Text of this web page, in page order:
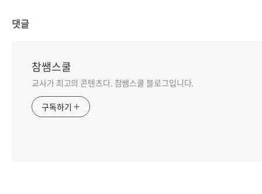
댓글
참쌤스쿨
교사가 최고의 콘텐츠다. 참쌤스쿨 블로그입니다.
구독하기